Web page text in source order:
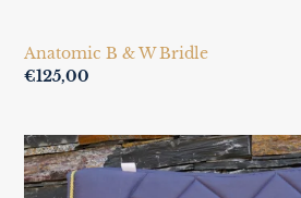
Anatomic B & W Bridle
Regular
€125,00
Conjunto
Mantilla
y